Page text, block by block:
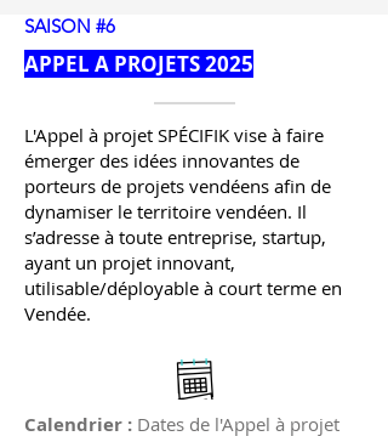
SAISON #6
APPEL A PROJETS 2025
L'Appel à projet SPÉCIFIK vise à faire
émerger des idées innovantes de
porteurs de projets vendéens afin de
dynamiser le territoire vendéen. Il
s’adresse à toute entreprise, startup,
ayant un projet innovant,
utilisable/déployable à court terme en
Vendée.
​Calendrier : Dates de l'Appel à projet